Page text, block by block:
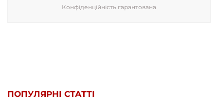
Конфіденційність гарантована
ПОПУЛЯРНІ СТАТТІ